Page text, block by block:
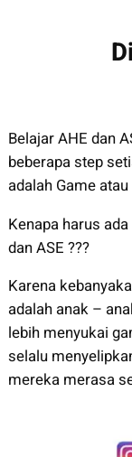
Belajar AHE dan
beberapa step
adalah Game
Kenapa harus
dan ASE ???
Karena
adalah anak –
lebih menyukai
selalu
mereka merasa